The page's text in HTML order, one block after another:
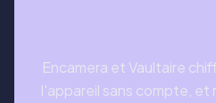
Encamera et Vaultaire
l'appareil sans compte,